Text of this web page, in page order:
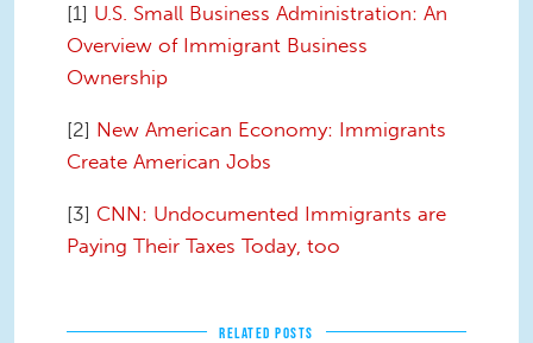
[1] U.S. Small Business Administration: An
Overview of Immigrant Business
Ownership
[2] New American Economy: Immigrants
Create American Jobs
[3] CNN: Undocumented Immigrants are
Paying Their Taxes Today, too
RELATED POSTS